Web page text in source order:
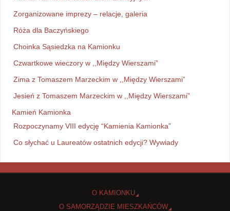
Zorganizowane imprezy – relacje, galeria
Róża dla Baczyńskiego
Choinka Sąsiedzka na Kamionku
Czwartkowe wieczory w ,,Między Wierszami”
Zima z Tomaszem Marzeckim w ,,Między Wierszami”
Jesień z Tomaszem Marzeckim w ,,Między Wierszami”
Kamień Kamionka
Rozpoczynamy VIII edycję “Kamienia Kamionka”
Co słychać u Laureatów ostatnich edycji? Wywiady
O KAMIONKU
O SAMORZĄDZIE MIESZKAŃCÓW